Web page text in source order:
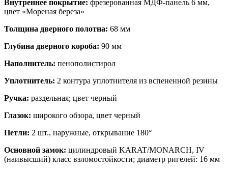
Внутреннее покрытие: фрезерованная МДФ-панель 6 мм,
цвет «Мореная береза»
Толщина дверного полотна: 68 мм
Глубина дверного короба: 90 мм
Наполнитель: пенополистирол
Уплотнитель: 2 контура уплотнителя из вспененной резины
Ручка: раздельная; цвет черный
Глазок: широкого обзора, цвет черный
Петли: 2 шт., наружные, открывание 180°
Основной замок: цилиндровый KARAT/MONARCH, IV
(наивысший) класс взломостойкости; диаметр ригелей: 16 мм